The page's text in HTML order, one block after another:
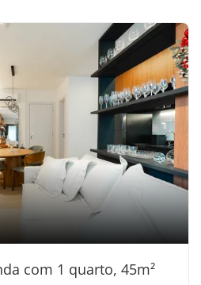
com 1 quarto, 45m²